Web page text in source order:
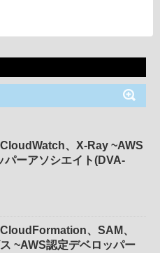
、X-Ray ~AWS
パーアソシエイト(DVA-
、SAM、
~AWS認定デベロッパー